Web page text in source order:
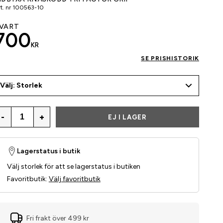
nr 100563-10
KR
SE PRISHISTORIK
Välj: Storlek
- + EJ I LAGER
Lagerstatus i butik
Välj storlek för att se lagerstatus i butiken
Favoritbutik: Välj favoritbutik
Fri frakt över 499 kr